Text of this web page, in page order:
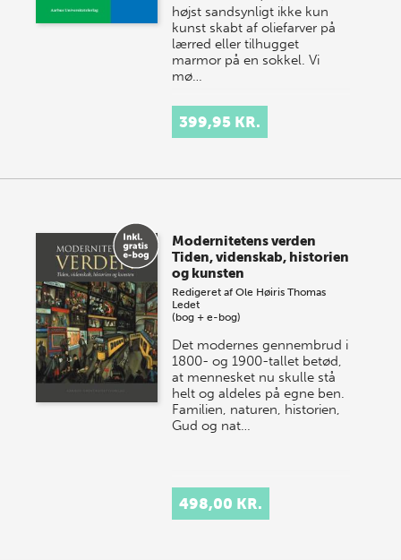
højst sandsynligt ikke kun
kunst skabt af oliefarver på
lærred eller tilhugget
marmor på en sokkel. Vi
mø…
399,95 KR.
Modernitetens verden
Tiden, videnskab, historien
og kunsten
Redigeret afOle Høiris Thomas
Ledet
(bog + e-bog)
Det modernes gennembrud i
1800- og 1900-tallet betød,
at mennesket nu skulle stå
helt og aldeles på egne ben.
Familien, naturen, historien,
Gud og nat…
498,00 KR.